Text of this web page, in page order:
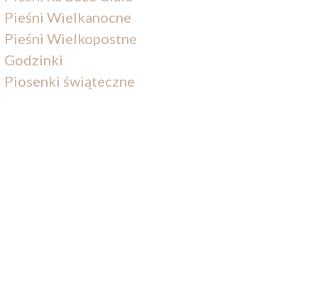
Pieśni Wielkanocne
Pieśni Wielkopostne
Godzinki
Piosenki świąteczne